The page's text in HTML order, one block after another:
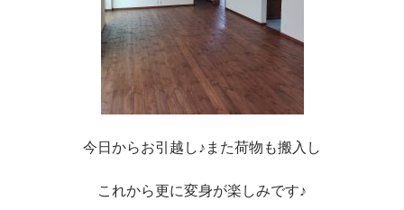
今日からお引越し♪また荷物も搬入し
これから更に変身が楽しみです♪